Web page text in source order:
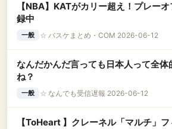
【NBA】KATがカリー超え！プレー
録中
一般 ☆ バスケまとめ・COM 2026-06-12
なんだかんだ言っても日本人って全体
ね？
一般 ☆ なんでも受信遅報 2026-06-12
【ToHeart 】クレーネル「マルチ」フ